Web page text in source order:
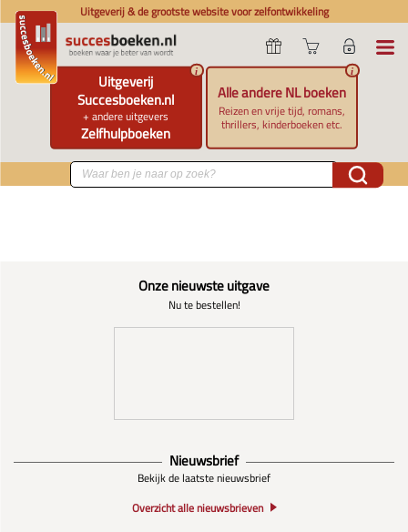
Uitgeverij & de grootste website voor zelfontwikkeling
Uitgeverij
Succesboeken.nl
+ andere uitgevers
Zelfhulpboeken
i
Alle andere NL boeken
Reizen en vrije tijd, romans,
thrillers, kinderboeken etc.
i
Onze nieuwste uitgave
Nu te bestellen!
Nieuwsbrief
Bekijk de laatste nieuwsbrief
Overzicht alle nieuwsbrieven